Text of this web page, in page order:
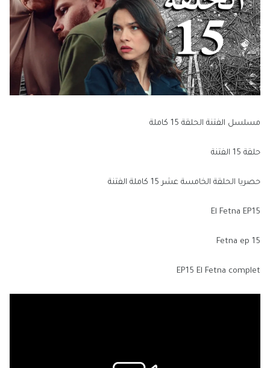
مسلسل الفتنة الحلقة 15 كاملة
حلقة 15 الفتنة
حصريا الحلقة الخامسة عشر 15 كاملة الفتنة
El Fetna EP15
Fetna ep 15
EP15 El Fetna complet